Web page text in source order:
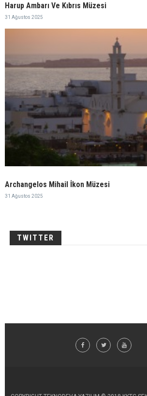
Harup Ambarı Ve Kıbrıs Müzesi
31 Ağustos 2025
Archangelos Mihail İkon Müzesi
31 Ağustos 2025
TWITTER